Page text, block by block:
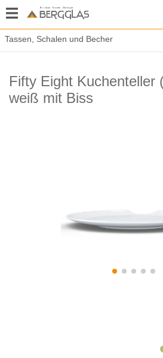
Tassen, Schalen und Becher
Fifty Eight Kuchenteller
weiß mit Biss